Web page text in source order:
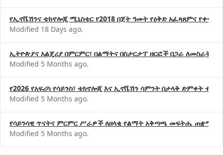
የኢኖቬሽንና ቴክኖሎጂ ሚኒስቴር የ2018 በጀት ዓመት የዕቅድ አፈጻጸምና
Modified 18 Days ago.
ኢትዮጵያና አልጄሪያ በምርምር፣ በልማትና በስታርታፕ ዘርፎች በጋራ ለመስራት
Modified 5 Months ago.
የ2026 የአፍሪካ የሳይንስ፣ ቴክኖሎጂ እና ኢኖቬሽን ሳምንት በታላቅ ድምቀት
Modified 5 Months ago.
የሳይንሳዊ ጥናትና ምርምር ሥራዎች ለዘላቂ የልማት አቅጣጫ መፍትሔ ጠቋሚ
Modified 5 Months ago.